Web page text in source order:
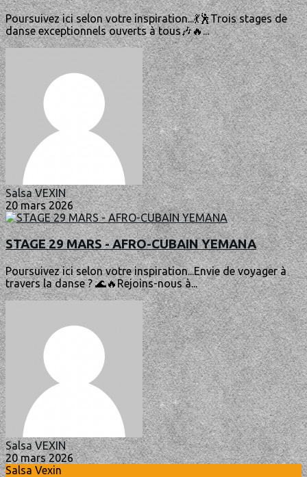
Poursuivez ici selon votre inspiration...💃🕺Trois stages de
danse exceptionnels ouverts à tous🎶🔥...
Salsa VEXIN
20 mars 2026
STAGE 29 MARS - AFRO-CUBAIN YEMANA
Poursuivez ici selon votre inspiration...Envie de voyager à
travers la danse ? 🌊🔥Rejoins-nous à...
Salsa VEXIN
20 mars 2026
Salsa Vexin